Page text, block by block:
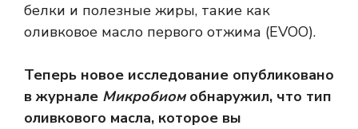
белки и полезные жиры, такие как
оливковое масло первого отжима (EVOO).
Теперь новое исследование опубликовано
в журнале Микробиомобнаружил, что тип
оливкового масла, которое вы